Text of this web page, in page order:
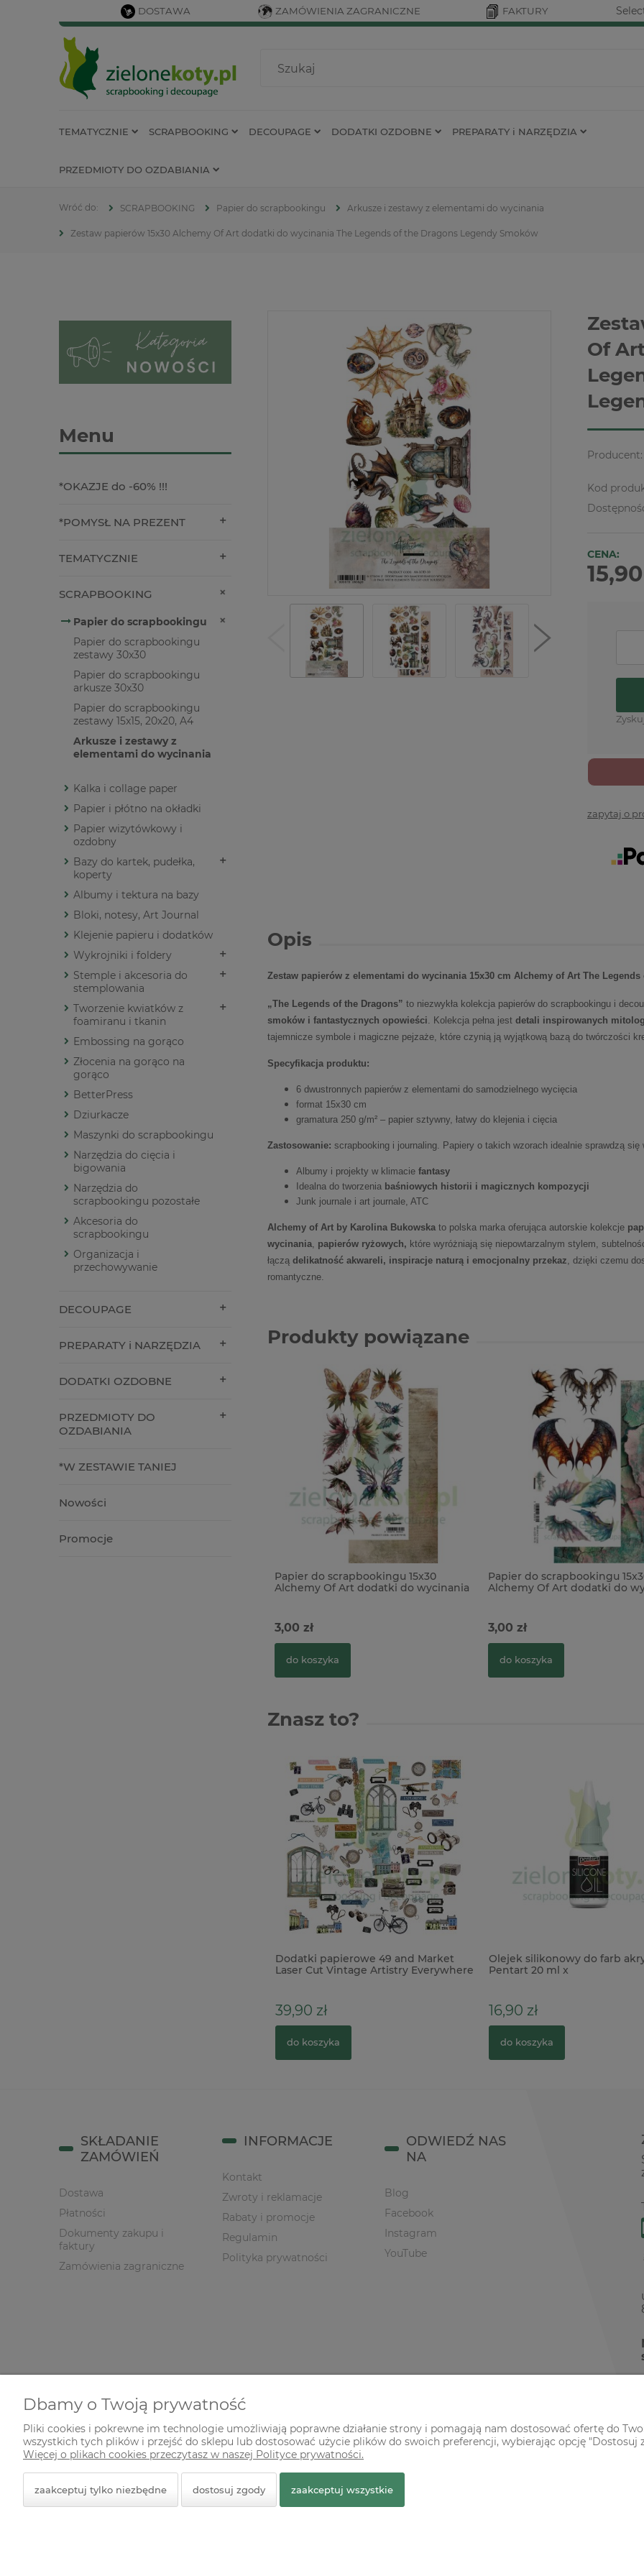
DOSTAWA ZAMÓWIENIA ZAGRANICZNE FAKTURY
TEMATYCZNIE SCRAPBOOKING DECOUPAGE DODATKI OZDOBNE PREPARATY i NARZĘDZIA
PRZEDMIOTY DO OZDABIANIA
SCRAPBOOKING Papier do scrapbookingu Arkusze i zestawy z elementami do wycinania
Zestaw papierów 15x30 Alchemy Of Art dodatki do wycinania The Legends of the Dragons Legendy Smoków
Menu
*OKAZJE do -60% !!!
*POMYSŁ NA PREZENT
TEMATYCZNIE
SCRAPBOOKING
Papier do scrapbookingu
Papier do scrapbookingu
zestawy 30x30
Papier do scrapbookingu
arkusze 30x30
Papier do scrapbookingu
zestawy 15x15, 20x20, A4
Arkusze i zestawy z
elementami do wycinania
Kalka i collage paper
Papier i płótno na okładki
Papier wizytówkowy i
ozdobny
Bazy do kartek, pudełka,
koperty
Albumy i tektura na bazy
Bloki, notesy, Art Journal
Klejenie papieru i dodatków
Wykrojniki i foldery
Stemple i akcesoria do
stemplowania
Tworzenie kwiatków z
foamiranu i tkanin
Embossing na gorąco
Złocenia na gorąco na
gorąco
BetterPress
Dziurkacze
Maszynki do scrapbookingu
Narzędzia do cięcia i
bigowania
Narzędzia do
scrapbookingu pozostałe
Akcesoria do
scrapbookingu
Organizacja i
przechowywanie
DECOUPAGE
PREPARATY i NARZĘDZIA
DODATKI OZDOBNE
PRZEDMIOTY DO
OZDABIANIA
*W ZESTAWIE TANIEJ
Nowości
Promocje
Of
Producent:
Kod
CENA:
zapytaj o
Opis
Zestaw papierów z elementami do wycinania 15x30 cm Alchemy of Art The
„The Legends of the Dragons” to niezwykła kolekcja papierów do scrapbookingu i
smoków i fantastycznych opowieści. Kolekcja pełna jest detali inspirowanych
tajemnicze symbole i magiczne pejzaże, które czynią ją wyjątkową bazą do twórczości
Specyfikacja produktu:
6 dwustronnych papierów z elementami do samodzielnego wycięcia
format 15x30 cm
gramatura 250 g/m² – papier sztywny, łatwy do klejenia i cięcia
Zastosowanie: scrapbooking i journaling. Papiery o takich wzorach idealnie sprawdzą się
Albumy i projekty w klimacie fantasy
Idealna do tworzenia baśniowych historii i magicznych kompozycji
Junk journale i art journale, ATC
Alchemy of Art by Karolina Bukowska to polska marka oferująca autorskie kolekcje
wycinania, papierów ryżowych, które wyróżniają się niepowtarzalnym stylem,
łączą delikatność akwareli, inspiracje naturą i emocjonalny przekaz, dzięki czemu
romantyczne.
Produkty powiązane
Papier do scrapbookingu 15x30
Alchemy Of Art dodatki do wycinania
3,00 zł
do koszyka
Papier do scrapbookingu
Alchemy Of Art dodatki do
3,00 zł
do koszyka
Znasz to?
Dodatki papierowe 49 and Market
Laser Cut Vintage Artistry Everywhere
39,90 zł
do koszyka
Olejek silikonowy do farb
Pentart 20 ml x
16,90 zł
do koszyka
SKŁADANIE
ZAMÓWIEŃ
Dostawa
Płatności
Dokumenty zakupu i
faktury
Zamówienia zagraniczne
INFORMACJE
Kontakt
Zwroty i reklamacje
Rabaty i promocje
Regulamin
Polityka prywatności
ODWIEDŹ NAS
NA
Blog
Facebook
Instagram
YouTube
© 2026 zielonekoty.pl. Wszelkie prawa zastrzeżone.
Dbamy o Twoją prywatność
Pliki cookies i pokrewne im technologie umożliwiają poprawne działanie strony i pomagają nam dostosować ofertę do
wszystkich tych plików i przejść do sklepu lub dostosować użycie plików do swoich preferencji, wybierając opcję "Dostosuj
Więcej o plikach cookies przeczytasz w naszej Polityce prywatności.
zaakceptuj tylko niezbędne dostosuj zgody zaakceptuj wszystkie